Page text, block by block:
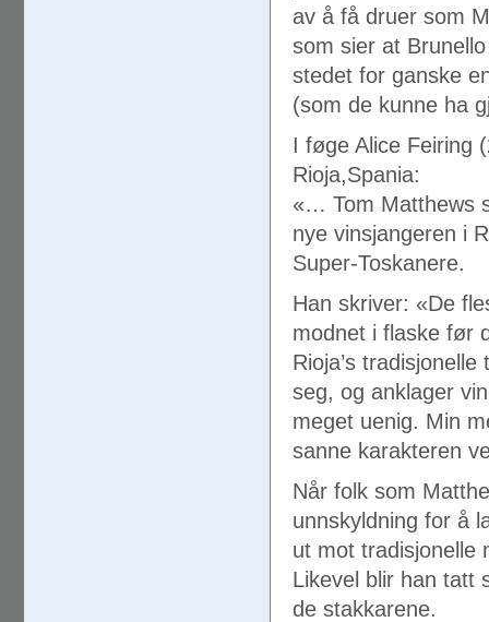
av å få druer som
som sier at
stedet for ganske
(som de kunne ha
I føge Alice Feiring
Rioja,Spania:
«… Tom Matthews
nye vinsjangeren i
Super-Toskanere.
Han skriver: «De
modnet i flaske før
Rioja’s
seg, og anklager
meget uenig. Min
sanne karakteren
Når folk som
unnskyldning for å
ut mot tradisjonelle
Likevel blir han tatt
de stakkarene.